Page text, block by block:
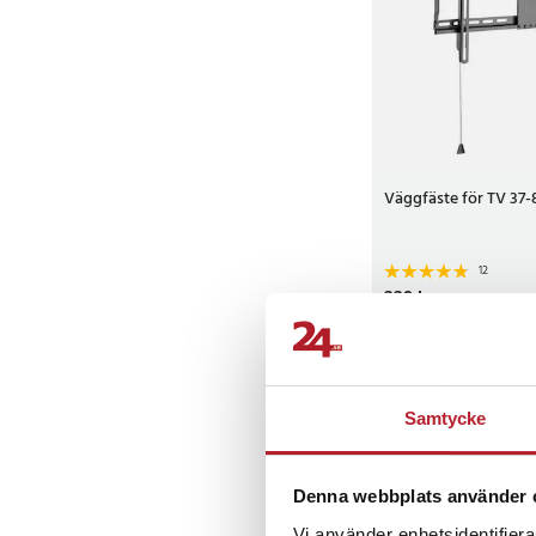
Samtycke
Denna webbplats använder
Väggfäste för TV
12
Pris:229 kr
229 kr